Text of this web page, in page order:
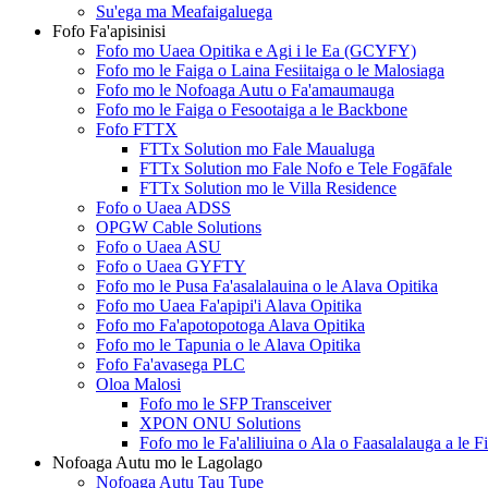
Su'ega ma Meafaigaluega
Fofo Fa'apisinisi
Fofo mo Uaea Opitika e Agi i le Ea (GCYFY)
Fofo mo le Faiga o Laina Fesiitaiga o le Malosiaga
Fofo mo le Nofoaga Autu o Fa'amaumauga
Fofo mo le Faiga o Fesootaiga a le Backbone
Fofo FTTX
FTTx Solution mo Fale Maualuga
FTTx Solution mo Fale Nofo e Tele Fogāfale
FTTx Solution mo le Villa Residence
Fofo o Uaea ADSS
OPGW Cable Solutions
Fofo o Uaea ASU
Fofo o Uaea GYFTY
Fofo mo le Pusa Fa'asalalauina o le Alava Opitika
Fofo mo Uaea Fa'apipi'i Alava Opitika
Fofo mo Fa'apotopotoga Alava Opitika
Fofo mo le Tapunia o le Alava Opitika
Fofo Fa'avasega PLC
Oloa Malosi
Fofo mo le SFP Transceiver
XPON ONU Solutions
Fofo mo le Fa'aliliuina o Ala o Faasalalauga a le
Nofoaga Autu mo le Lagolago
Nofoaga Autu Tau Tupe